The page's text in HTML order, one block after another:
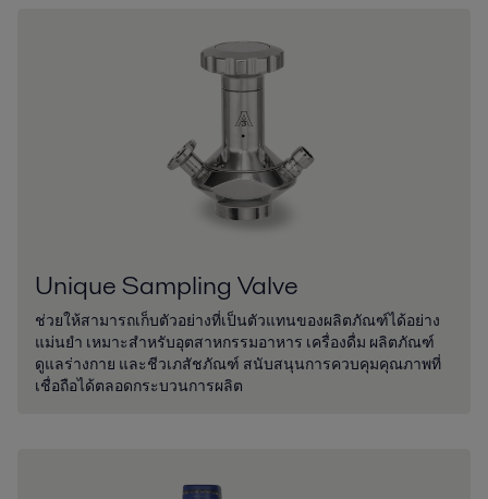
Unique Sampling Valve
ช่วยให้สามารถเก็บตัวอย่างที่เป็นตัวแทนของผลิตภัณฑ์ได้อย่าง
แม่นยำ เหมาะสำหรับอุตสาหกรรมอาหาร เครื่องดื่ม ผลิตภัณฑ์
ดูแลร่างกาย และชีวเภสัชภัณฑ์ สนับสนุนการควบคุมคุณภาพที่
เชื่อถือได้ตลอดกระบวนการผลิต